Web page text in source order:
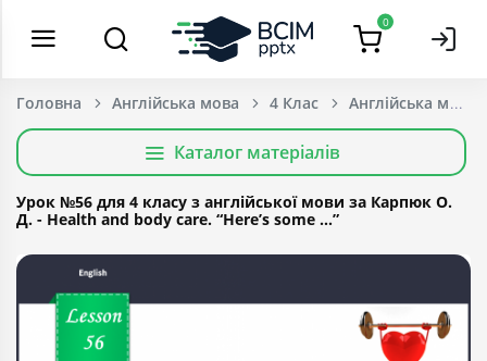
0
Головна Англійська мова 4 Клас
Каталог матеріалів
Урок №56 для 4 класу з англійської мови за Карпюк О.
Д. - Health and body care. “Here’s some …”